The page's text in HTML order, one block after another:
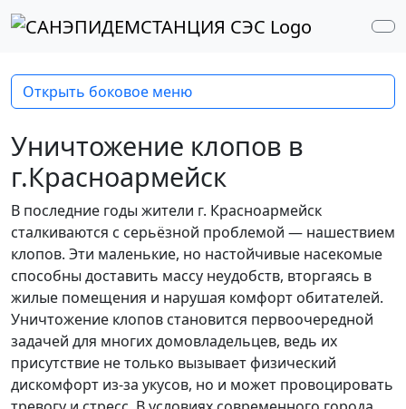
Перейти к содержимому
Перейти к футеру
Уничтожение клопов в
г.Красноармейск
В последние годы жители г. Красноармейск
сталкиваются с серьёзной проблемой — нашествием
клопов. Эти маленькие, но настойчивые насекомые
способны доставить массу неудобств, вторгаясь в
жилые помещения и нарушая комфорт обитателей.
Уничтожение клопов становится первоочередной
задачей для многих домовладельцев, ведь их
присутствие не только вызывает физический
дискомфорт из-за укусов, но и может провоцировать
Открыть боковое меню